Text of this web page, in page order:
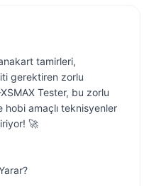
tamirleri,
gerektiren zorlu
Tester, bu zorlu
amaçlı teknisyenler
🚀